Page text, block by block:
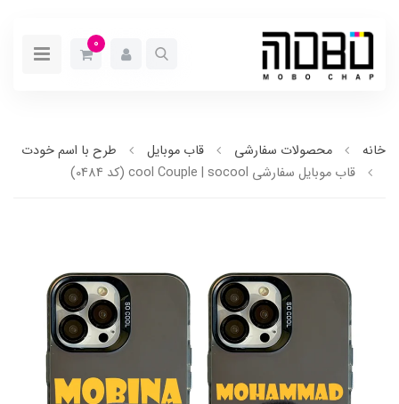
0
خانه محصولات سفارشی قاب موبایل
طرح با اسم خودت
قاب موبایل سفارشی cool Couple | socool (کد 0484)